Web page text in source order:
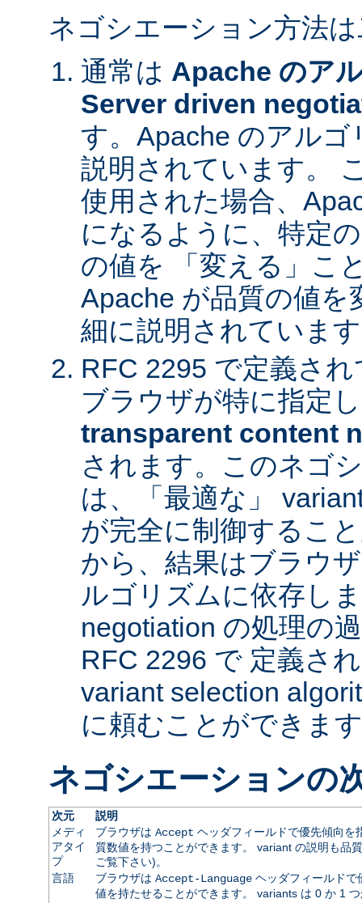
ネゴシエーション方法
通常は Apache のア
Server driven
す。Apache のアル
説明されています。
使用された場合、
になるように、特定
の値を 「変える」こ
Apache が品質の値を
細に説明されていま
RFC 2295 で定義さ
ブラウザが特に指定
transparent content
されます。このネゴ
は、「最適な」
が完全に制御するこ
から、結果はブラウ
ルゴリズムに依存し
negotiation の処理の
RFC 2296 で 定義さ
variant selection
に頼むことができま
ネゴシエーションの
次元
説明
メディ
アタイ
プ
ブラウザは Accept ヘッダフィールドで優先傾向を
質数値を持つことができます。 variant の説明も品
ご覧下さい)。
言語
ブラウザは Accept-Languageヘッダフィールドで
値を持たせることができます。 variants は 0 か 1